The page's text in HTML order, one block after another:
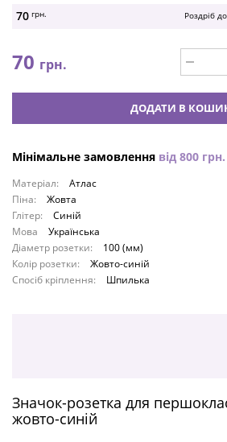
70 грн. Роздріб до
70 грн.
ДОДАТИ В
Мінімальне замовлення від 800 грн.
Матеріал:
Атлас
Піна:
Жовта
Глітер:
Синій
Мова
Українська
Діаметр розетки:
100 (мм)
Колір розетки:
Жовто-синій
Спосіб кріплення:
Шпилька
Значок-розетка для
жовто-синій